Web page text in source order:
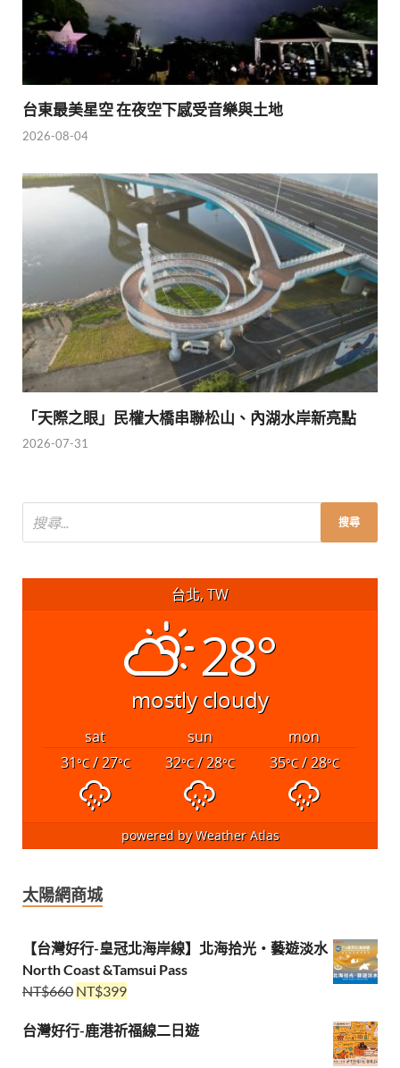
台東最美星空 在夜空下感受音樂與土地
2026-08-04
「天際之眼」民權大橋串聯松山、內湖水岸新亮點
2026-07-31
台北, TW
28°
mostly cloudy
sat sun
mon
31°C/ 27°C 32°C/ 28°C 35°C/ 28°C
powered byWeather Atlas
太陽網商城
【台灣好行-皇冠北海岸線】北海拾光・藝遊淡水
North Coast &Tamsui Pass
NT$660 NT$399
台灣好行-鹿港祈福線二日遊